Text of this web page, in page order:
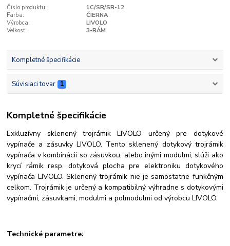
Číslo produktu:
1C/SR/SR-12
Farba:
ČIERNA
Výrobca:
LIVOLO
Veľkosť:
3-RÁM
Kompletné špecifikácie
Súvisiaci tovar 1
Kompletné špecifikácie
Exkluzívny sklenený trojrámik LIVOLO určený pre dotykové
vypínače a zásuvky LIVOLO. Tento sklenený dotykový trojrámik
vypínača v kombinácii so zásuvkou, alebo inými modulmi, slúži ako
krycí rámik resp. dotyková plocha pre elektroniku dotykového
vypínača LIVOLO. Sklenený trojrámik nie je samostatne funkčným
celkom. Trojrámik je určený a kompatibilný výhradne s dotykovými
vypínačmi, zásuvkami, modulmi a polmodulmi od výrobcu LIVOLO.
Technické parametre: